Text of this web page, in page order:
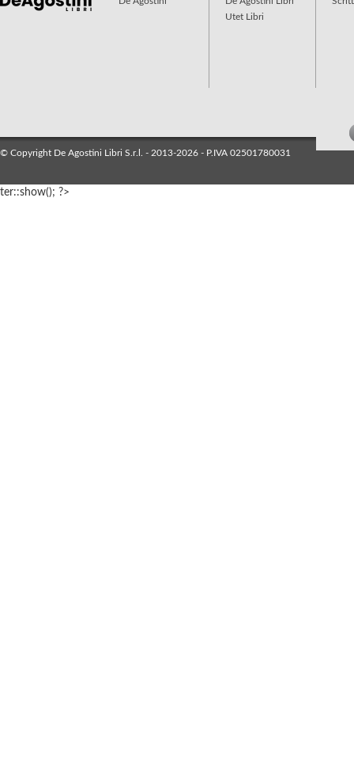
Utet Libri
© Copyright De Agostini Libri S.r.l. - 2013-2026 - P.IVA 02501780031
ter::show(); ?>